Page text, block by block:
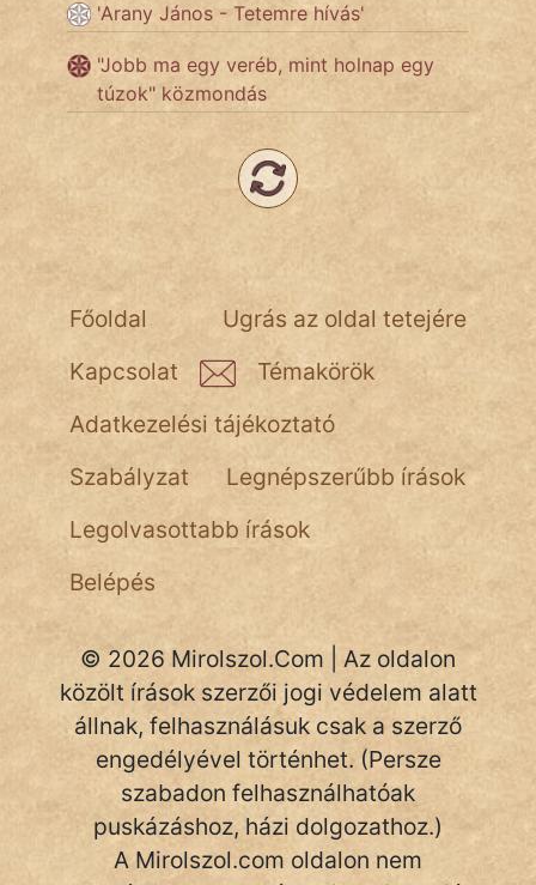
Hunor
Jób Gedeon
nagyöreg
pszichopati
szegény legény
Hoffer Botond
szemfüles
'Arany János - Tetemre hívás'
"Jobb ma egy veréb, mint holnap egy
túzok" közmondás
Ugrás az oldal tetejére
Főoldal
Kapcsolat
Témakörök
Adatkezelési tájékoztató
Szabályzat
Legnépszerűbb írások
Legolvasottabb írások
Belépés
© 2026 Mirolszol.Com | Az oldalon
közölt írások szerzői jogi védelem alatt
állnak, felhasználásuk csak a szerző
engedélyével történhet. (Persze
szabadon felhasználhatóak
puskázáshoz, házi dolgozathoz.)
A Mirolszol.com oldalon nem